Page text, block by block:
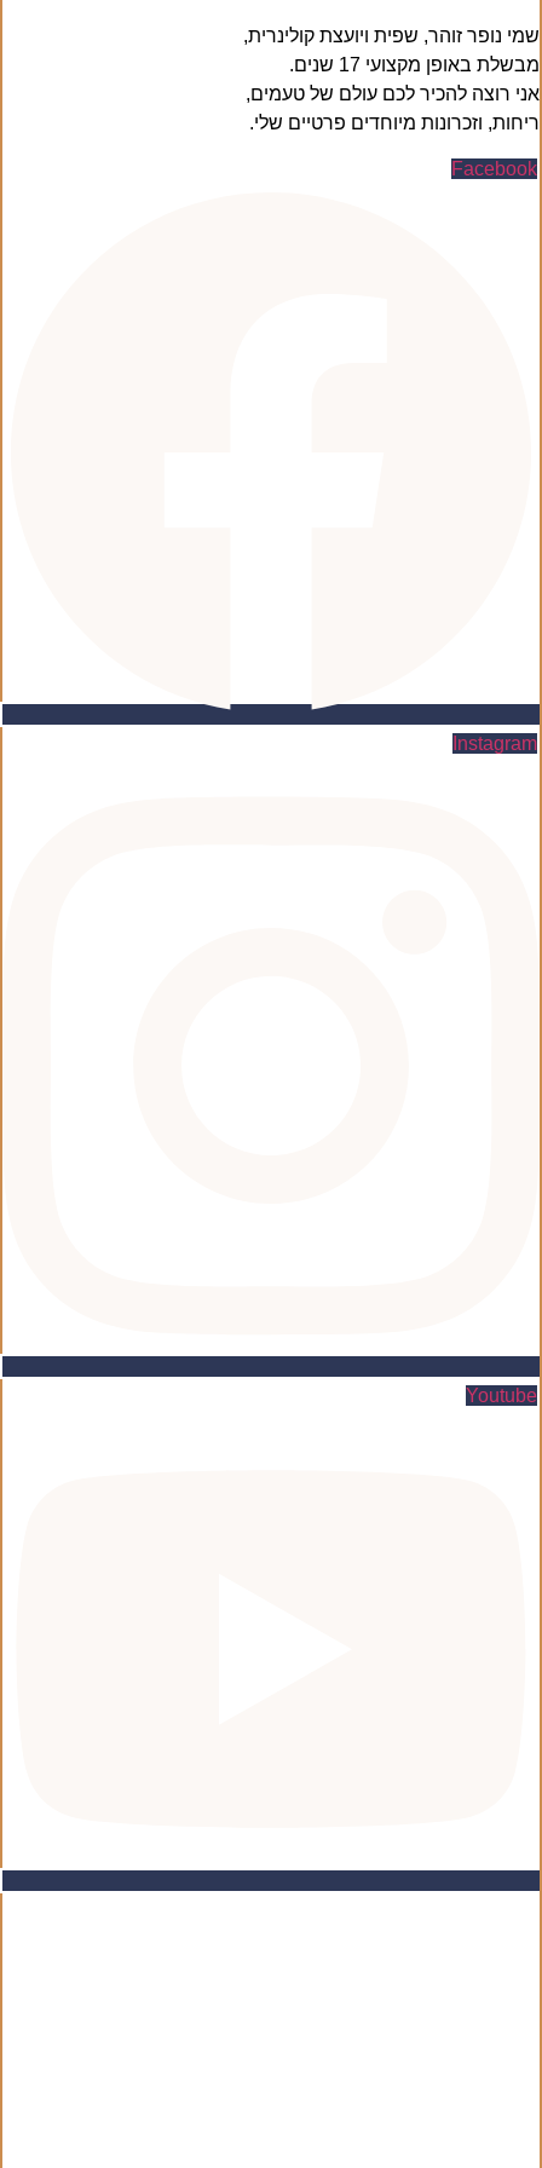
שמי נופר זוהר, שפית ויועצת קולינרית,
מבשלת באופן מקצועי 17 שנים.
אני רוצה להכיר לכם עולם של טעמים,
ריחות, וזכרונות מיוחדים פרטיים שלי.
Facebook
Instagram
Youtube